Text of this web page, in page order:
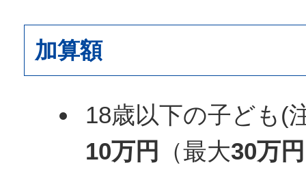
加算額
18歳以下の子ども(
10万円
（最大30万円